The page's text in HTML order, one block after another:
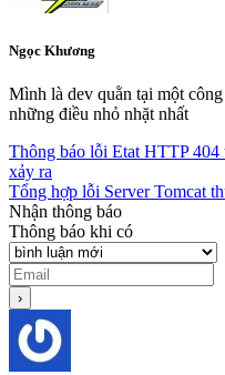
Ngọc Khương
Mình là dev quằn tại một
những điều nhỏ nhặt nhất
Thông báo lỗi Etat HTTP 404
xảy ra
Tổng hợp lỗi Server Tomcat
Nhận thông báo
Thông báo khi có